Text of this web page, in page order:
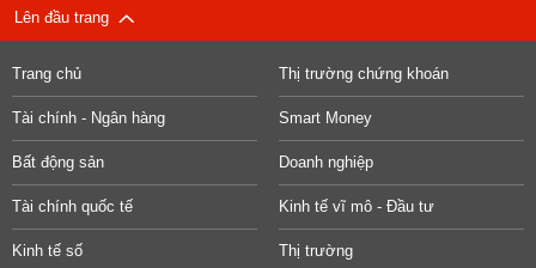
Lên đầu trang
Trang chủ Thị trường chứng khoán
Tài chính - Ngân hàng Smart Money
Bất động sản Doanh nghiệp
Tài chính quốc tế Kinh tế vĩ mô - Đầu tư
Kinh tế số Thị trường